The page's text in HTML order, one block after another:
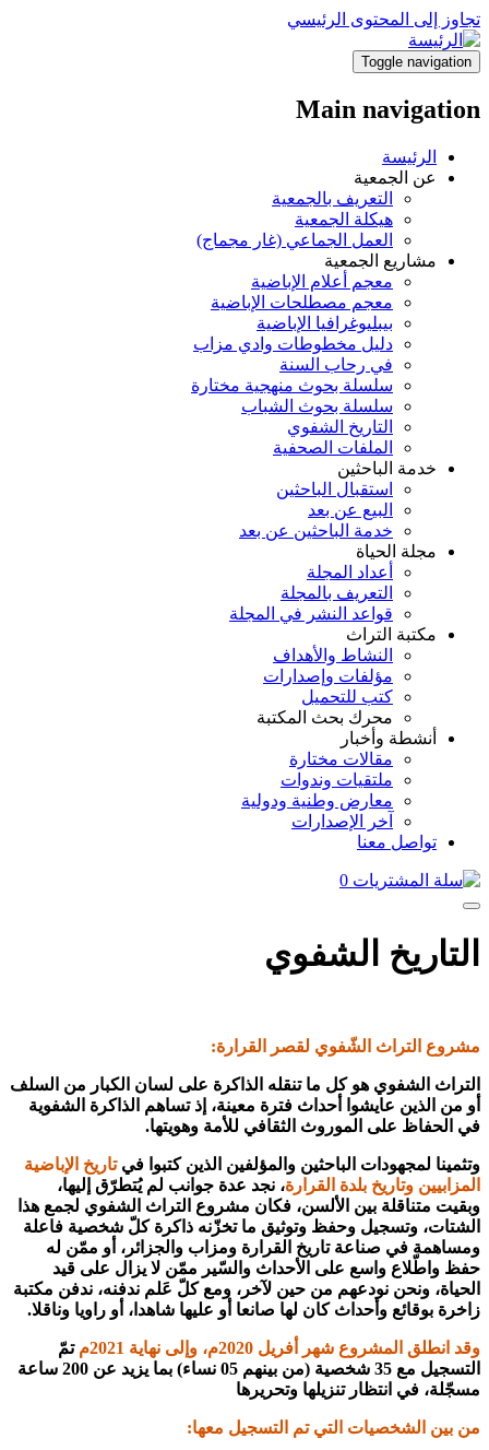
تجاوز إلى المحتوى الرئيسي
Toggle navigation
Main navigation
الرئيسة
عن الجمعية
التعريف بالجمعية
هيكلة الجمعية
العمل الجماعي (غار مجماج)
مشاريع الجمعية
معجم أعلام الإباضية
معجم مصطلحات الإباضية
بيبليوغرافيا الإباضية
دليل مخطوطات وادي مزاب
في رحاب السنة
سلسلة بحوث منهجية مختارة
سلسلة بحوث الشباب
التاريخ الشفوي
الملفات الصحفية
خدمة الباحثين
استقبال الباحثين
البيع عن بعد
خدمة الباحثين عن بعد
مجلة الحياة
أعداد المجلة
التعريف بالمجلة
قواعد النشر في المجلة
مكتبة التراث
النشاط والأهداف
مؤلفات وإصدارات
كتب للتحميل
محرك بحث المكتبة
أنشطة وأخبار
مقالات مختارة
ملتقيات وندوات
معارض وطنية ودولية
آخر الإصدارات
تواصل معنا
0
التاريخ الشفوي
مشروع التراث الشّفوي لقصر القرارة:
التراث الشفوي هو كل ما تنقله الذاكرة على لسان الكبار من السلف
أو من الذين عايشوا أحداث فترة معينة، إذ تساهم الذاكرة الشفوية
في الحفاظ على الموروث الثقافي للأمة وهويتها.
وتثمينا لمجهودات الباحثين والمؤلفين الذين كتبوا فيتاريخ الإباضية
المزابيين وتاريخ بلدة القرارة، نجد عدة جوانب لم يُتطرّق إليها،
وبقيت متناقلة بين الألسن، فكان مشروع التراث الشفوي لجمع هذا
الشتات، وتسجيل وحفظ وتوثيق ما تخزّنه ذاكرة كلّ شخصية فاعلة
ومساهمة في صناعة تاريخ القرارة ومزاب والجزائر، أو ممّن له
حفظ واطّلاع واسع على الأحداث والسّير ممّن لا يزال على قيد
الحياة، ونحن نودعهم من حين لآخر، ومع كلّ عَلم ندفنه، ندفن مكتبة
زاخرة بوقائع وأحداث كان لها صانعا أو عليها شاهدا، أو راويا وناقلا.
وقد انطلق المشروع شهر أفريل 2020م، وإلى نهاية 2021م
تمّ
التسجيل مع 35 شخصية (من بينهم 05 نساء) بما يزيد عن 200 ساعة
مسجّلة، في انتظار تنزيلها وتحريرها
من بين الشخصيات التي تم التسجيل معها: